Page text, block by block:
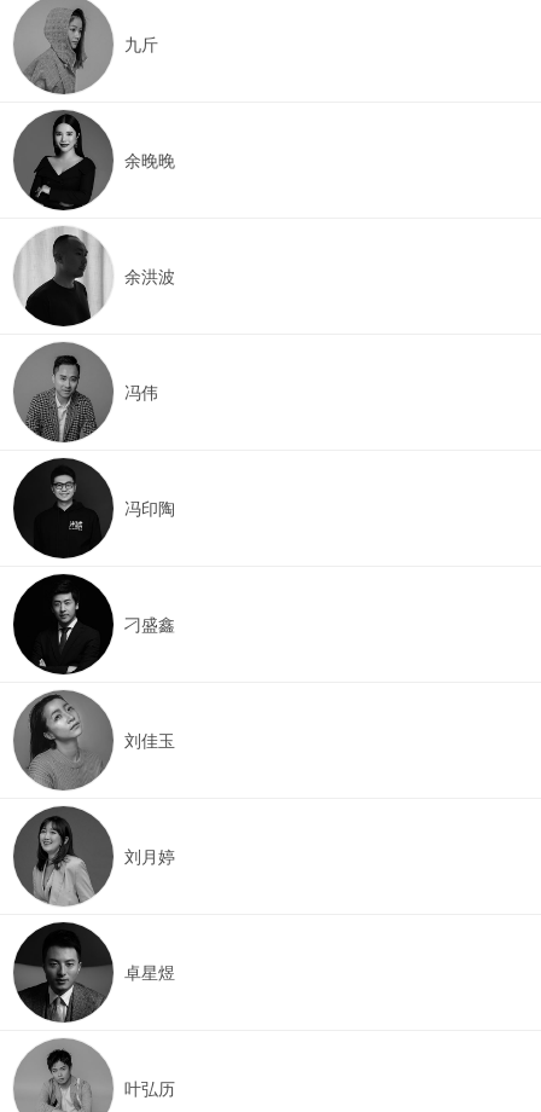
九斤
余晚晚
余洪波
冯伟
冯印陶
刁盛鑫
刘佳玉
刘月婷
卓星煜
叶弘历